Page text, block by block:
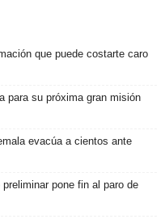
que puede costarte caro
para su próxima gran misión
evacúa a cientos ante
pone fin al paro de